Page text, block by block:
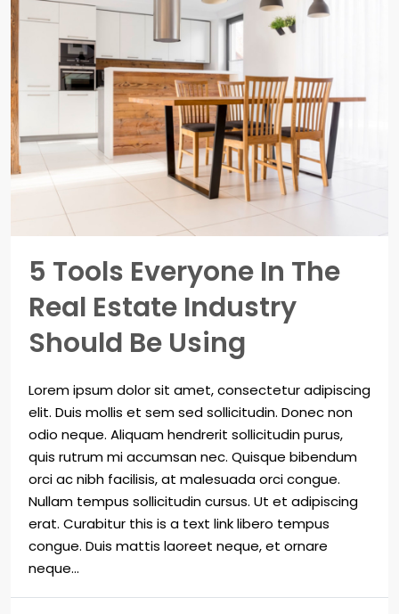
5 Tools Everyone In The
Real Estate Industry
Should Be Using
Lorem ipsum dolor sit amet, consectetur adipiscing
elit. Duis mollis et sem sed sollicitudin. Donec non
odio neque. Aliquam hendrerit sollicitudin purus,
quis rutrum mi accumsan nec. Quisque bibendum
orci ac nibh facilisis, at malesuada orci congue.
Nullam tempus sollicitudin cursus. Ut et adipiscing
erat. Curabitur this is a text link libero tempus
congue. Duis mattis laoreet neque, et ornare
neque...